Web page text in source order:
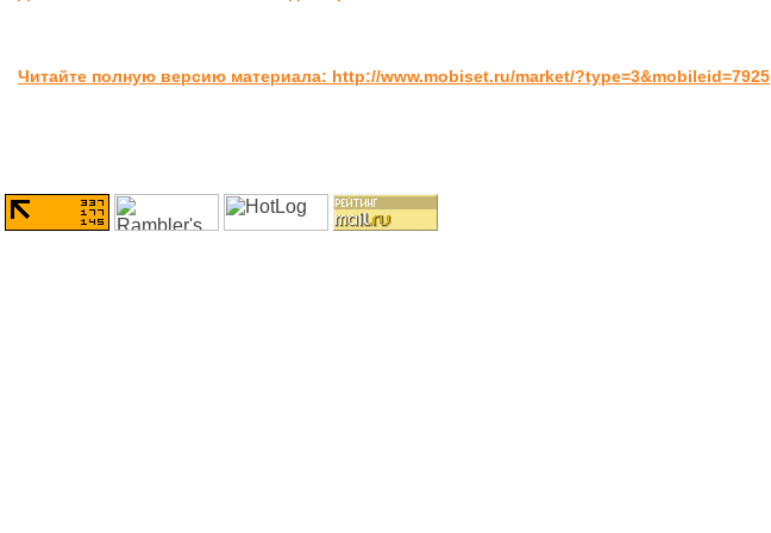
Читайте полную версию материала: http://www.mobiset.ru/market/?type=3&mobileid=7925